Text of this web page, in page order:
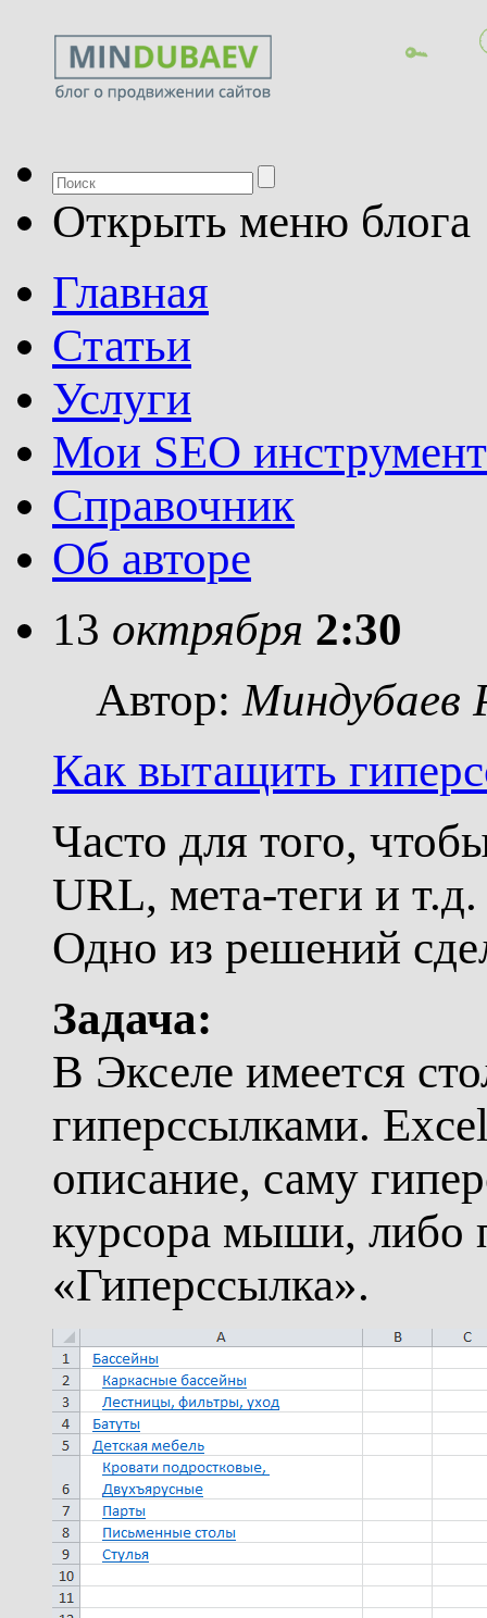
Открыть меню блога
Главная
Статьи
Услуги
Мои SEO
Справочник
Об авторе
13 октрября 2:30
Автор: Миндубаев
Как вытащить
Часто для того,
URL, мета-теги и т.д.
Одно из решений
Задача:
В Экселе имеется
гиперссылками.
описание, саму
курсора мыши, либо
«Гиперссылка».